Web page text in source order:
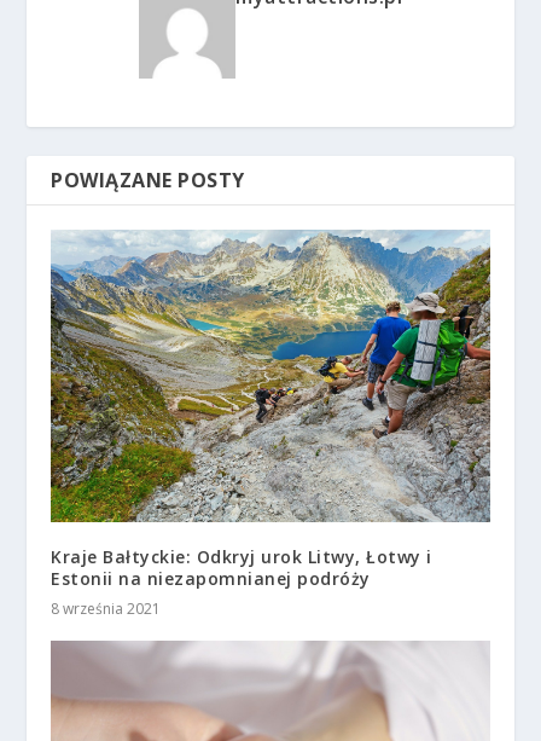
POWIĄZANE POSTY
Kraje Bałtyckie: Odkryj urok Litwy, Łotwy i
Estonii na niezapomnianej podróży
8 września 2021